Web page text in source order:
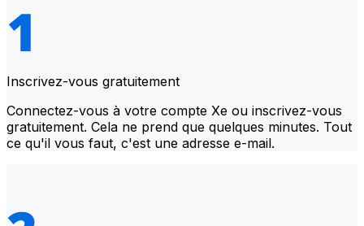
Inscrivez-vous gratuitement
Connectez-vous à votre compte Xe ou inscrivez-vous
gratuitement. Cela ne prend que quelques minutes. Tout
ce qu'il vous faut, c'est une adresse e-mail.